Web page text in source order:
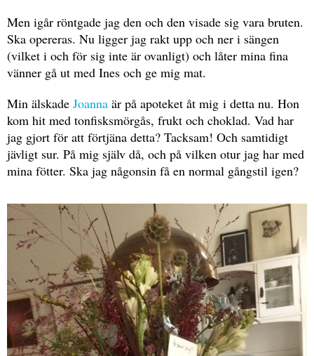
Men igår röntgade jag den och den visade sig vara bruten.
Ska opereras. Nu ligger jag rakt upp och ner i sängen
(vilket i och för sig inte är ovanligt) och låter mina fina
vänner gå ut med Ines och ge mig mat.
Min älskade Joanna är på apoteket åt mig i detta nu. Hon
kom hit med tonfisksmörgås, frukt och choklad. Vad har
jag gjort för att förtjäna detta? Tacksam! Och samtidigt
jävligt sur. På mig själv då, och på vilken otur jag har med
mina fötter. Ska jag någonsin få en normal gångstil igen?